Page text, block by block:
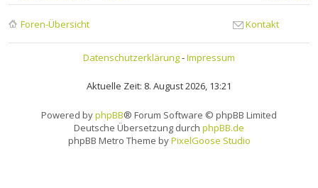
Foren-Übersicht Kontakt
Datenschutzerklärung-Impressum
Aktuelle Zeit: 8. August 2026, 13:21
Powered byphpBB® Forum Software © phpBB Limited
Deutsche Übersetzung durch phpBB.de
phpBB Metro Theme byPixelGoose Studio